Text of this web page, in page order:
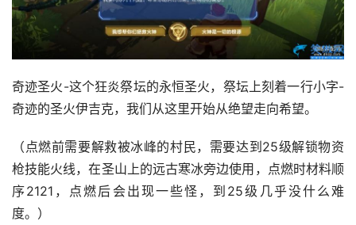
奇迹圣火-这个狂炎祭坛的永恒圣火，祭坛上刻着一行小字-
奇迹的圣火伊吉克，我们从这里开始从绝望走向希望。
（点燃前需要解救被冰峰的村民，需要达到25级解锁物资
枪技能火线，在圣山上的远古寒冰旁边使用，点燃时材料顺
序2121，点燃后会出现一些怪，到25级几乎没什么难
度。）